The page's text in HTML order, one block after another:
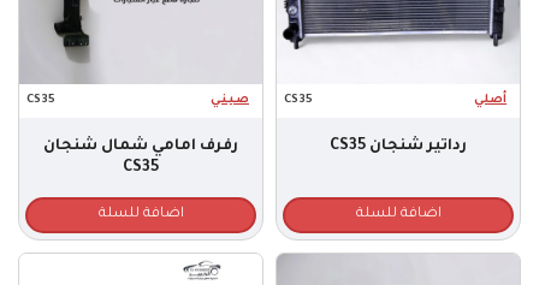
أصلي CS35
رداتير شنجان CS35
اضافة للسلة
صـيـنـي CS35
رفرف امامي شمال شنجان
CS35
اضافة للسلة